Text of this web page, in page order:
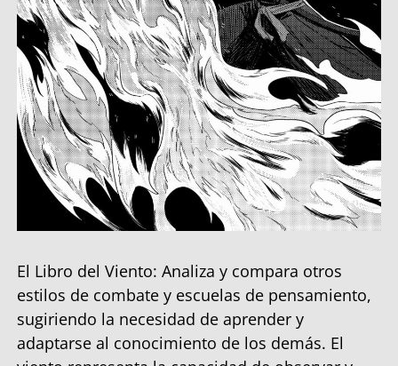
El Libro del Viento: Analiza y compara otros
estilos de combate y escuelas de pensamiento,
sugiriendo la necesidad de aprender y
adaptarse al conocimiento de los demás. El